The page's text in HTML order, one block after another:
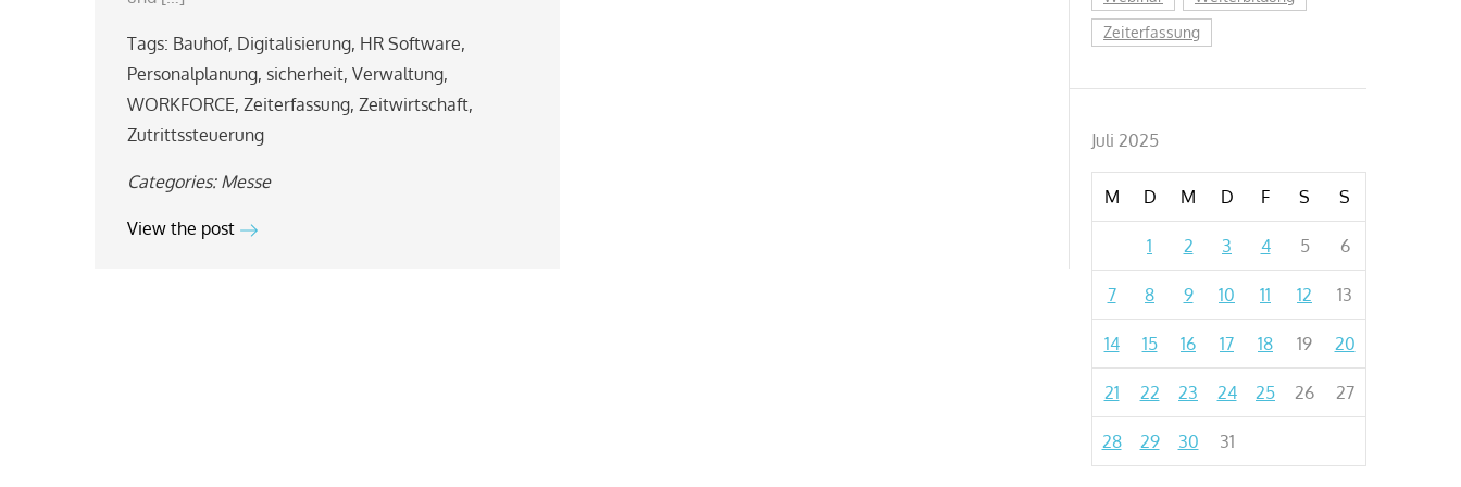
Tags: Bauhof, Digitalisierung, HR Software,
Personalplanung, sicherheit, Verwaltung,
WORKFORCE, Zeiterfassung, Zeitwirtschaft,
Zutrittssteuerung
Categories: Messe
View the post
Zeiterfassung
Juli 2025
M D M D F S S
1 2 3 4 5 6
7 8 9 10 11 12 13
14 15 16 17 18 19 20
21 22 23 24 25 26 27
28 29 30 31